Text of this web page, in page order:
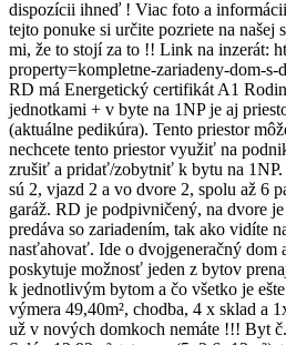
dispozícii ihneď ! Viac foto a
tejto ponuke si určite pozriete na našej
mi, že to stojí za to !! Link na inzerát:
property=kompletne-zariadeny-dom-
RD má Energetický certifikát A1
jednotkami + v byte na 1NP je aj
(aktuálne pedikúra). Tento priestor
nechcete tento priestor využiť na
zrušiť a pridať/zobytniť k bytu na 1NP.
sú 2, vjazd 2 a vo dvore 2, spolu až 6
garáž. RD je podpivničený, na dvore
predáva so zariadením, tak ako vidíte
nasťahovať. Ide o dvojgeneračný dom
poskytuje možnosť jeden z bytov
k jednotlivým bytom a čo všetko je
výmera 49,40m², chodba, 4 x sklad a
už v nových domkoch nemáte !!! Byt